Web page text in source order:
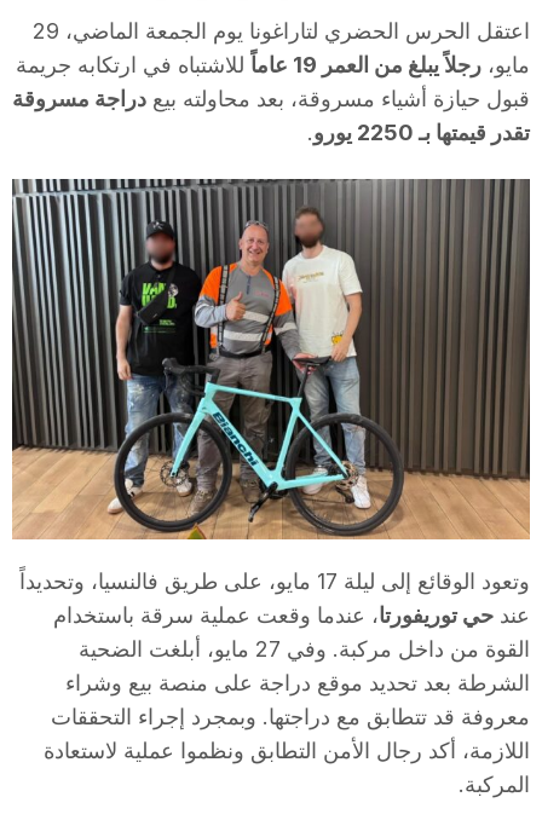
i
u
t
e
T
r
اعتقل الحرس الحضري لتاراغونا يوم الجمعة الماضي، 29
مايو، رجلاً يبلغ من العمر 19 عاماً
للاشتباه في ارتكابه جريمة
قبول حيازة أشياء مسروقة، بعد محاولته بيع دراجة مسروقة
تقدر قيمتها بـ 2250 يورو
.
وتعود الوقائع إلى ليلة 17 مايو، على طريق فالنسيا، وتحديداً
عند حي توريفورتا، عندما وقعت عملية سرقة باستخدام
القوة من داخل مركبة. وفي 27 مايو، أبلغت الضحية
الشرطة بعد تحديد موقع دراجة على منصة بيع وشراء
معروفة قد تتطابق مع دراجتها. وبمجرد إجراء التحققات
اللازمة، أكد رجال الأمن التطابق ونظموا عملية لاستعادة
المركبة.